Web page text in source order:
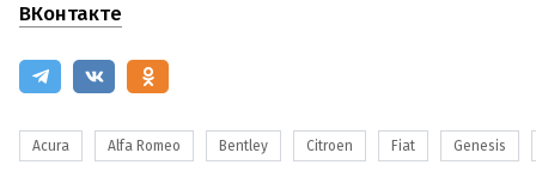
ВКонтакте
Acura Alfa Romeo Bentley Citroen Fiat Genesis